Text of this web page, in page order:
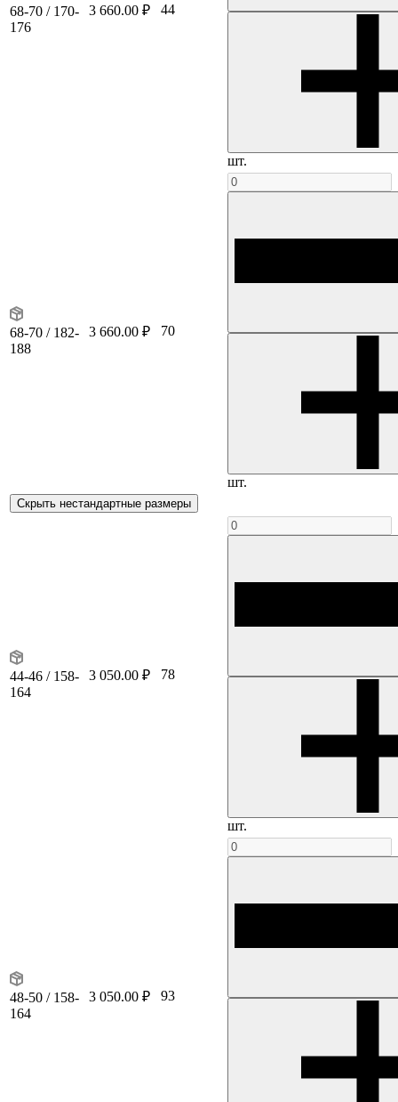
68-70 / 170-
176
3 660.00 ₽ 44
шт.
68-70 / 182-
188
3 660.00 ₽ 70
шт.
Скрыть нестандартные размеры
44-46 / 158-
164
3 050.00 ₽ 78
шт.
48-50 / 158-
164
3 050.00 ₽ 93